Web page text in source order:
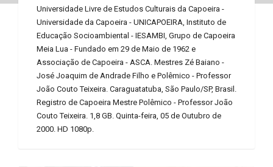
Universidade Livre de Estudos Culturais da Capoeira -
Universidade da Capoeira - UNICAPOEIRA, Instituto de
Educação Socioambiental - IESAMBI, Grupo de Capoeira
Meia Lua - Fundado em 29 de Maio de 1962 e
Associação de Capoeira - ASCA. Mestres Zé Baiano -
José Joaquim de Andrade Filho e Polêmico - Professor
João Couto Teixeira. Caraguatatuba, São Paulo/SP, Brasil.
Registro de Capoeira Mestre Polêmico - Professor João
Couto Teixeira. 1,8 GB. Quinta-feira, 05 de Outubro de
2000. HD 1080p.